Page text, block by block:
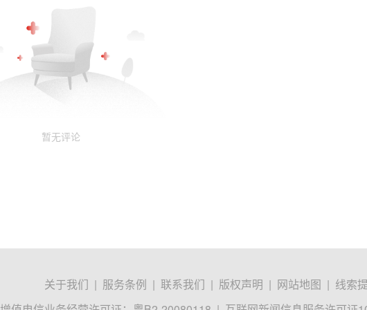
暂无评论
关于我们 | 服务条例 | 联系我们 | 版权声明 | 网站地图 | 线索